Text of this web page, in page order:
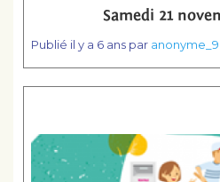
Samedi 21
Publié il y a 6 anspar